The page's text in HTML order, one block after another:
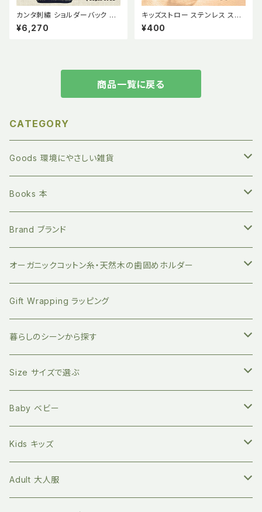
カンタ刺繡 ショルダーバック Pe
ople Tree ピープルツリー 肩
掛け 手刺繍 刺子 さしこ フェア
¥6,270
キッズストロー ステンレス スト
ロー 子供用 キッズ ストロー 2
本セット 短め 短い 食洗機OK
¥400
商品一覧に戻る
CATEGORY
Goods 環境にやさしい雑貨
繰り返し長く使える ステンレスボトル
地球にやさしい 竹歯ブラシ
持ち運びに便利 竹歯ブラシケース
竹のデンタルスティックフロス
小分けに便利 ベジバッグ
繰り返し使える ストロー
オーガニックコットン100% エコバッグ
自然素材のキッチン用品
天然へちまスポンジ
オーガニック100% マイカトラリーセット
プラフリーのステンレス保存容器セット
GOTS認証 メッシュエコバッグ
Books 本
絵本 赤ちゃん向け
絵本 お子さまへ
絵本 大人向け
英語の絵本 (日本語CD付き)
バイリンガル絵本(英語と日本語)
環境問題関連の本
食べ物の本
ファッションの本
Brand ブランド
FUB ファブ
EAST END HIGHLANDERS
SLEEP NO MORE スリープノーモア
Zoologia ズーロジア
Born to Explore ボーントゥエクスプロアー
Petites Pommes プティットポム
mana.ORGANIC LIVING
オーガニックコットン糸・天然木の歯固めホルダー
おしゃぶり・おもちゃホルダー
マグホルダー
マルチホルダー
Gift Wrapping ラッピング
暮らしのシーンから探す
地球にやさしく暮らす
マルチレスキューバーム
キッチングッズ
親子の絵本時間に
かわいいあの子の出産祝いに
本を読む時間を作ってみる
Size サイズで選ぶ
新生児サイズ
60サイズ 3ヶ月
70サイズ 6ヶ月
Baby ベビー
Tops トップス
Long sleeve 長袖
Bottoms ボトムス
Kids キッズ
Tops トップス
Adult 大人服